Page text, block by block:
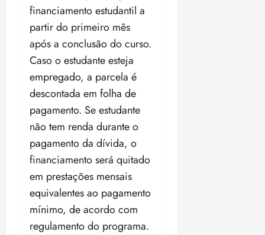
financiamento estudantil a
partir do primeiro mês
após a conclusão do curso.
Caso o estudante esteja
empregado, a parcela é
descontada em folha de
pagamento. Se estudante
não tem renda durante o
pagamento da dívida, o
financiamento será quitado
em prestações mensais
equivalentes ao pagamento
mínimo, de acordo com
regulamento do programa.